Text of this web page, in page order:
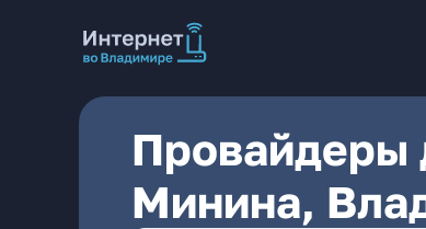
Провайдеры
Минина,